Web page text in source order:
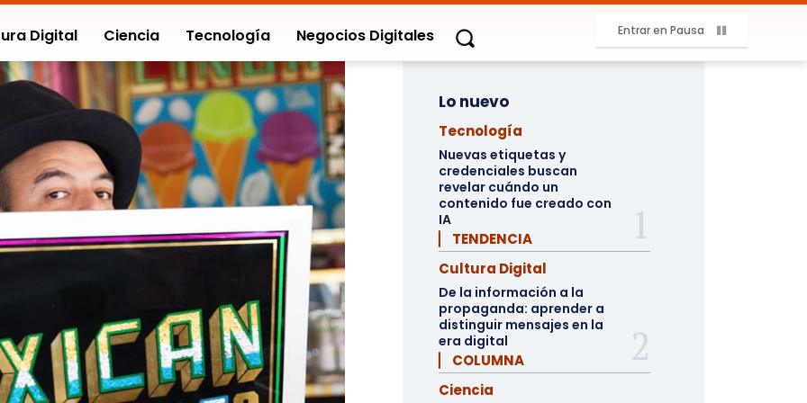
Digital Ciencia Tecnología Negocios Digitales Entrar en Pausa
Lo nuevo
Tecnología
Nuevas etiquetas y
credenciales buscan
revelar cuándo un
contenido fue creado con
IA
▏ TENDENCIA
Cultura Digital
De la información a la
propaganda: aprender a
distinguir mensajes en la
era digital
▏ COLUMNA
Ciencia